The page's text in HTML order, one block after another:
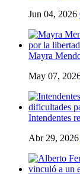
Jun 04, 2026
Mayra
May 07,
Intendentes
Abr 29, 2026